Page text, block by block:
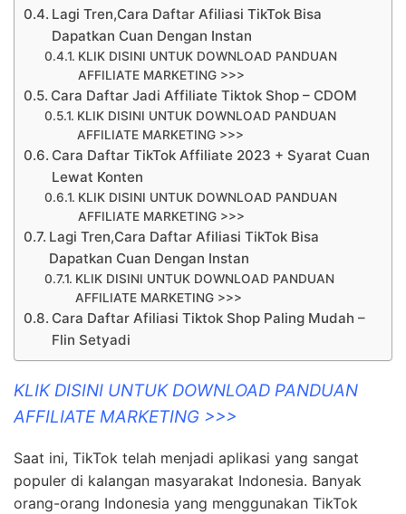
Lagi Tren,Cara Daftar Afiliasi TikTok Bisa
Dapatkan Cuan Dengan Instan
KLIK DISINI UNTUK DOWNLOAD PANDUAN
AFFILIATE MARKETING >>>
Cara Daftar Jadi Affiliate Tiktok Shop – CDOM
KLIK DISINI UNTUK DOWNLOAD PANDUAN
AFFILIATE MARKETING >>>
Cara Daftar TikTok Affiliate 2023 + Syarat Cuan
Lewat Konten
KLIK DISINI UNTUK DOWNLOAD PANDUAN
AFFILIATE MARKETING >>>
Lagi Tren,Cara Daftar Afiliasi TikTok Bisa
Dapatkan Cuan Dengan Instan
KLIK DISINI UNTUK DOWNLOAD PANDUAN
AFFILIATE MARKETING >>>
Cara Daftar Afiliasi Tiktok Shop Paling Mudah –
Flin Setyadi
KLIK DISINI UNTUK DOWNLOAD PANDUAN
AFFILIATE MARKETING >>>
Saat ini, TikTok telah menjadi aplikasi yang sangat
populer di kalangan masyarakat Indonesia. Banyak
orang-orang Indonesia yang menggunakan TikTok